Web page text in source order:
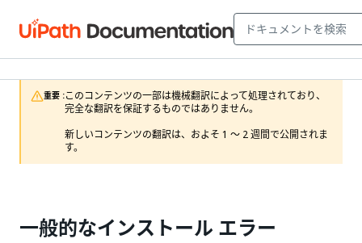
重要 :このコンテンツの一部は機械翻訳によって処理されており、
完全な翻訳を保証するものではありません。
新しいコンテンツの翻訳は、およそ 1 ～ 2 週間で公開されま
す。
一般的なインストール エラー